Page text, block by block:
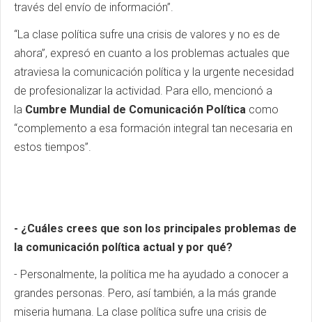
través del envío de información”.
“La clase política sufre una crisis de valores y no es de
ahora”, expresó en cuanto a los problemas actuales que
atraviesa la comunicación política y la urgente necesidad
de profesionalizar la actividad. Para ello, mencionó a
la Cumbre Mundial de Comunicación Política como
“complemento a esa formación integral tan necesaria en
estos tiempos”.
- ¿Cuáles crees que son los principales problemas de
la comunicación política actual y por qué?
- Personalmente, la política me ha ayudado a conocer a
grandes personas. Pero, así también, a la más grande
miseria humana. La clase política sufre una crisis de